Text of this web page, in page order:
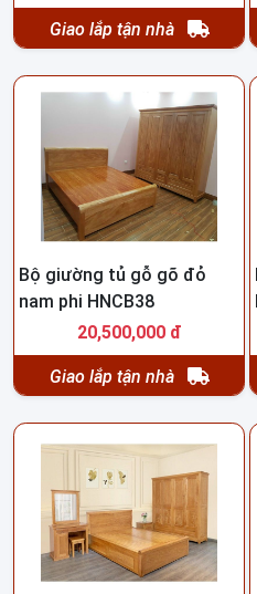
Giao lắp tận nhà
Bộ giường tủ gỗ gõ đỏ
nam phi HNCB38
20,500,000 đ
Giao lắp tận nhà